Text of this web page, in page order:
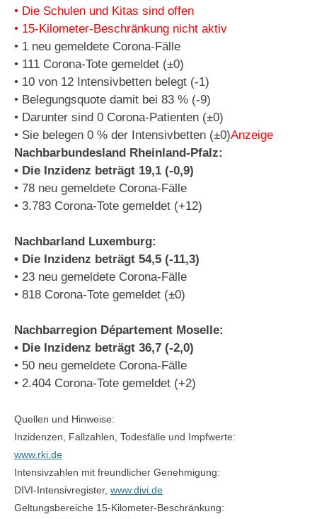
• Die Schulen und Kitas sind offen
• 15-Kilometer-Beschränkung nicht aktiv
• 1 neu gemeldete Corona-Fälle
• 111 Corona-Tote gemeldet (±0)
• 10 von 12 Intensivbetten belegt (-1)
• Belegungsquote damit bei 83 % (-9)
• Darunter sind 0 Corona-Patienten (±0)
• Sie belegen 0 % der Intensivbetten (±0)Anzeige
Nachbarbundesland Rheinland-Pfalz:
• Die Inzidenz beträgt 19,1 (-0,9)
• 78 neu gemeldete Corona-Fälle
• 3.783 Corona-Tote gemeldet (+12)
Nachbarland Luxemburg:
• Die Inzidenz beträgt 54,5 (-11,3)
• 23 neu gemeldete Corona-Fälle
• 818 Corona-Tote gemeldet (±0)
Nachbarregion Département Moselle:
• Die Inzidenz beträgt 36,7 (-2,0)
• 50 neu gemeldete Corona-Fälle
• 2.404 Corona-Tote gemeldet (+2)
Quellen und Hinweise:
Inzidenzen, Fallzahlen, Todesfälle und Impfwerte:
www.rki.de
Intensivzahlen mit freundlicher Genehmigung:
DIVI-Intensivregister, www.divi.de
Geltungsbereiche 15-Kilometer-Beschränkung: